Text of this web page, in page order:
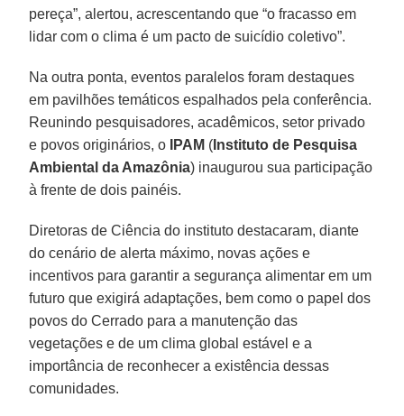
pereça”, alertou, acrescentando que “o fracasso em
lidar com o clima é um pacto de suicídio coletivo”.
Na outra ponta, eventos paralelos foram destaques
em pavilhões temáticos espalhados pela conferência.
Reunindo pesquisadores, acadêmicos, setor privado
e povos originários, o
IPAM ( Instituto de Pesquisa
Ambiental da Amazônia) inaugurou sua participação
à frente de dois painéis.
Diretoras de Ciência do instituto destacaram, diante
do cenário de alerta máximo, novas ações e
incentivos para garantir a segurança alimentar em um
futuro que exigirá adaptações, bem como o papel dos
povos do Cerrado para a manutenção das
vegetações e de um clima global estável e a
importância de reconhecer a existência dessas
comunidades.